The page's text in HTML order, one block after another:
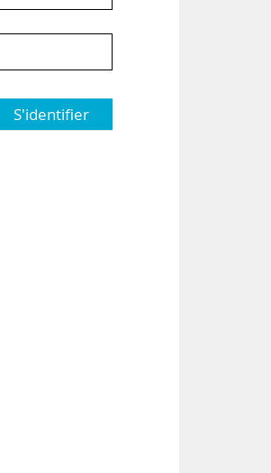
S'identifier